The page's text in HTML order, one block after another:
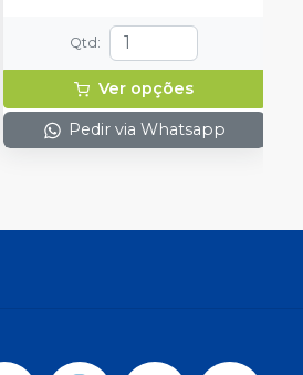
acessórios. Voltagens 110V e
Qtd :
Ver opções
Pedir via Whatsapp